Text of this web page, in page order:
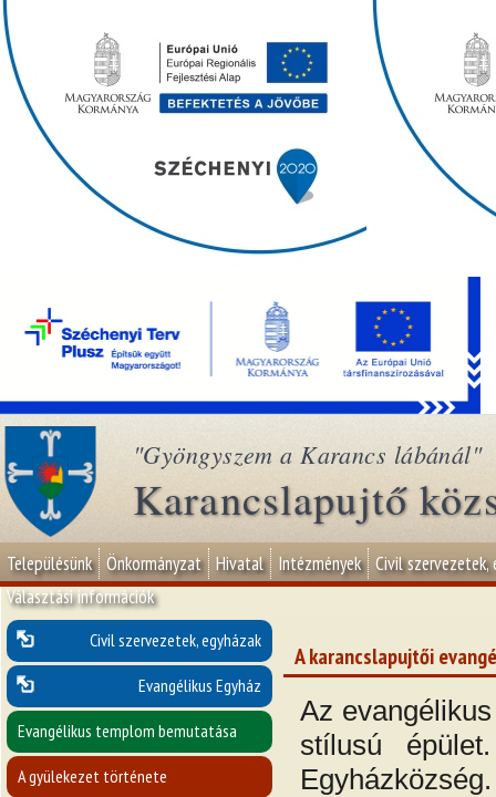
"Gyöngyszem a Karancs lábánál"
Karancslapujtő
Településünk Önkormányzat Hivatal Intézmények Civil szervezetek,
Választási információk
Civil szervezetek, egyházak
Evangélikus Egyház
Evangélikus templom bemutatása
A gyülekezet története
A karancslapujtői
Az
stílusú
Egyházközség.